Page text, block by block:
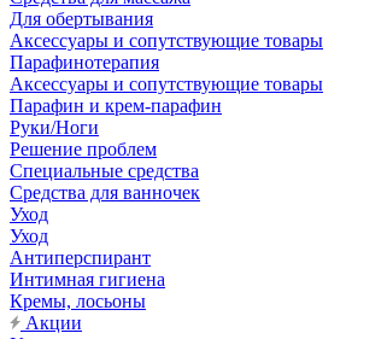
Для обертывания
Аксессуары и сопутствующие товары
Парафинотерапия
Аксессуары и сопутствующие товары
Парафин и крем-парафин
Руки/Ноги
Решение проблем
Специальные средства
Средства для ванночек
Уход
Уход
Антиперспирант
Интимная гигиена
Кремы, лосьоны
Акции